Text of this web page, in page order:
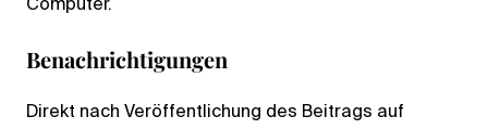
Computer.
Benachrichtigungen
Direkt nach Veröffentlichung des Beitrags auf